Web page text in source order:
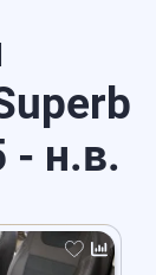
- н.в.